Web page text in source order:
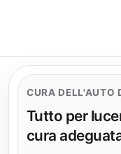
CURA DELL'AUTO
Tutto per
cura